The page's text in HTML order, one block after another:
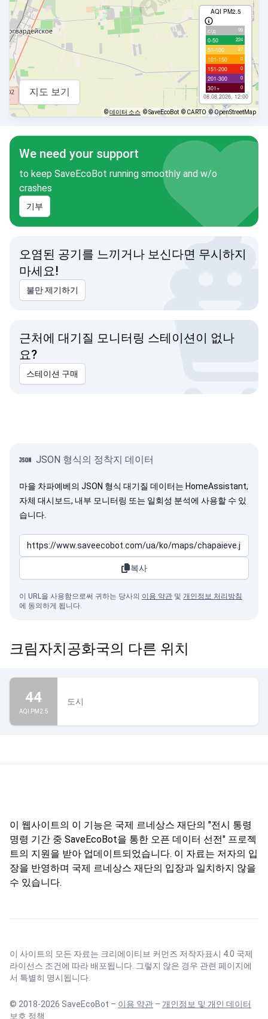
입니다!
AQI PM2.5
с/д 99
0-50 224
51-100 27
101-150 0
151-200 0
201-300 0
301+ 0
08.08.2026, 12:00
지도 보기
©데이터 소스 © SaveEcoBot © CARTO © OpenStreetMap
We need your support
to keep SaveEcoBot running smoothly and w/o
crashes
기부
오염된 공기를 느끼거나 보신다면 무시하지
마세요!
불만 제기하기
근처에 대기질 모니터링 스테이션이 없나
요?
스테이션 구매
JSON 형식의 정착지 데이터
마을 차파예베의 JSON 형식 대기질 데이터는 HomeAssistant,
자체 대시보드, 내부 모니터링 또는 일회성 분석에 사용할 수 있
습니다.
복사
이 URL을 사용함으로써 귀하는 당사의 이용 약관 및 개인정보 처리방침
에 동의하게 됩니다.
크림자치공화국의 다른 위치
44
AQI PM2.5
도시
이 웹사이트의 이 기능은 국제 르네상스 재단의 "전시 통령
명령 기간 중 SaveEcoBot을 통한 오픈 데이터 선전" 프로젝
트의 지원을 받아 업데이트되었습니다. 이 자료는 저자의 입
장을 반영하며 국제 르네상스 재단의 입장과 일치하지 않을
수 있습니다.
이 사이트의 모든 자료는 크리에이티브 커먼즈 저작자표시 4.0 국제
라이선스 조건에 따라 배포됩니다. 그렇지 않은 경우 관련 페이지에
서 특별히 명시됩니다.
© 2018-2026 SaveEcoBot – 이용 약관 – 개인정보 및 개인 데이터
보호 정책